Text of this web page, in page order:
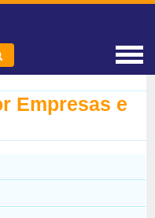
Empresas e